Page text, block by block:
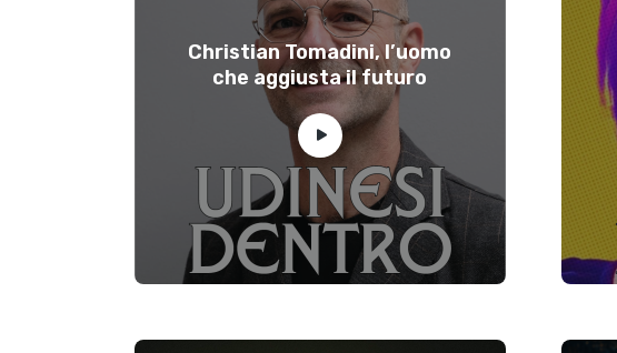
Christian Tomadini, l’uomo
che aggiusta il futuro